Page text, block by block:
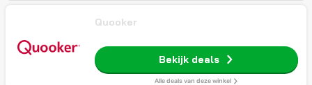
Quooker
Bekijk deals
Alle deals van deze winkel